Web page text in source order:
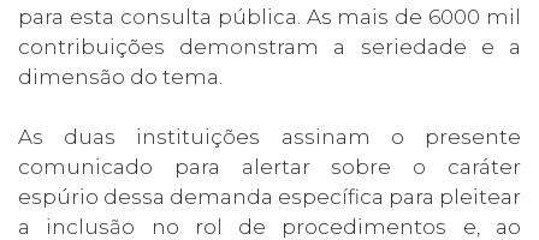
para esta consulta pública. As mais de 6000 mil
contribuições demonstram a seriedade e a
dimensão do tema.
As duas instituições assinam o presente
comunicado para alertar sobre o caráter
espúrio dessa demanda específica para pleitear
a inclusão no rol de procedimentos e, ao